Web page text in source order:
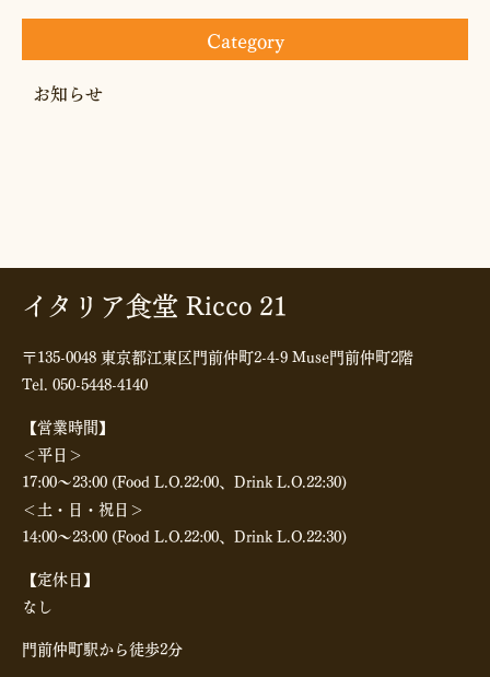
Category
お知らせ
イタリア食堂 Ricco 21
〒135-0048 東京都江東区門前仲町2-4-9 Muse門前仲町2階
Tel. 050-5448-4140
【営業時間】
＜平日＞
17:00〜23:00 (Food L.O.22:00、Drink L.O.22:30)
＜土・日・祝日＞
14:00〜23:00 (Food L.O.22:00、Drink L.O.22:30)
【定休日】
なし
門前仲町駅から徒歩2分